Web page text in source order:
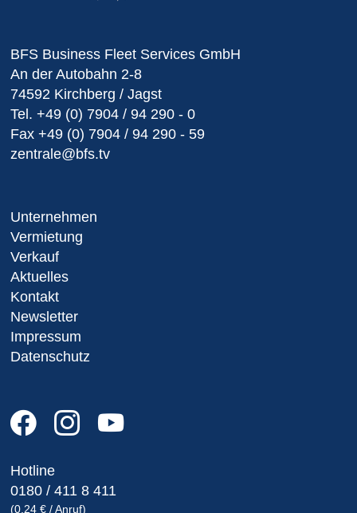
BFS Business Fleet Services GmbH
An der Autobahn 2-8
74592 Kirchberg / Jagst
Tel. +49 (0) 7904 / 94 290 - 0
Fax +49 (0) 7904 / 94 290 - 59
zentrale@bfs.tv
Unternehmen
Vermietung
Verkauf
Aktuelles
Kontakt
Newsletter
Impressum
Datenschutz
Hotline
0180 / 411 8 411
(0,24 € / Anruf)